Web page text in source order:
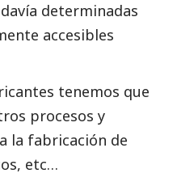
determinadas
accesibles
tenemos que
procesos y
la fabricación de
etc…